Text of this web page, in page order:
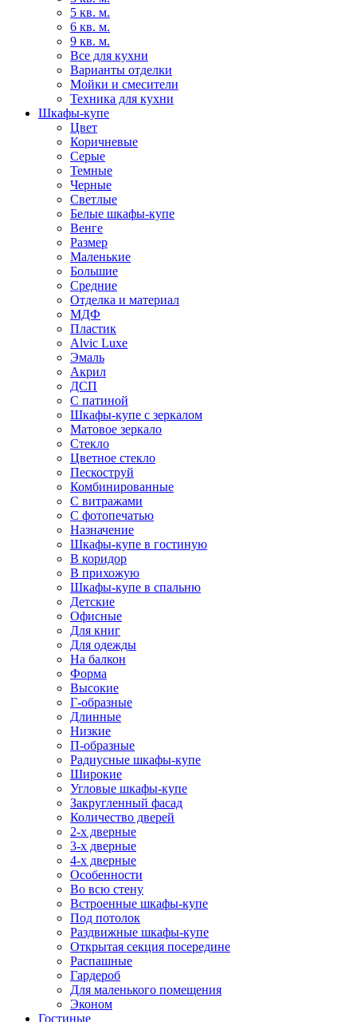
5 кв. м.
6 кв. м.
9 кв. м.
Все для кухни
Варианты отделки
Мойки и смесители
Техника для кухни
Шкафы-купе
Цвет
Коричневые
Серые
Темные
Черные
Светлые
Белые шкафы-купе
Венге
Размер
Маленькие
Большие
Средние
Отделка и материал
МДФ
Пластик
Alvic Luxe
Эмаль
Акрил
ДСП
С патиной
Шкафы-купе с зеркалом
Матовое зеркало
Стекло
Цветное стекло
Пескоструй
Комбинированные
С витражами
С фотопечатью
Назначение
Шкафы-купе в гостиную
В коридор
В прихожую
Шкафы-купе в спальню
Детские
Офисные
Для книг
Для одежды
На балкон
Форма
Высокие
Г-образные
Длинные
Низкие
П-образные
Радиусные шкафы-купе
Широкие
Угловые шкафы-купе
Закругленный фасад
Количество дверей
2-х дверные
3-х дверные
4-х дверные
Особенности
Во всю стену
Встроенные шкафы-купе
Под потолок
Раздвижные шкафы-купе
Открытая секция посередине
Распашные
Гардероб
Для маленького помещения
Эконом
Гостиные